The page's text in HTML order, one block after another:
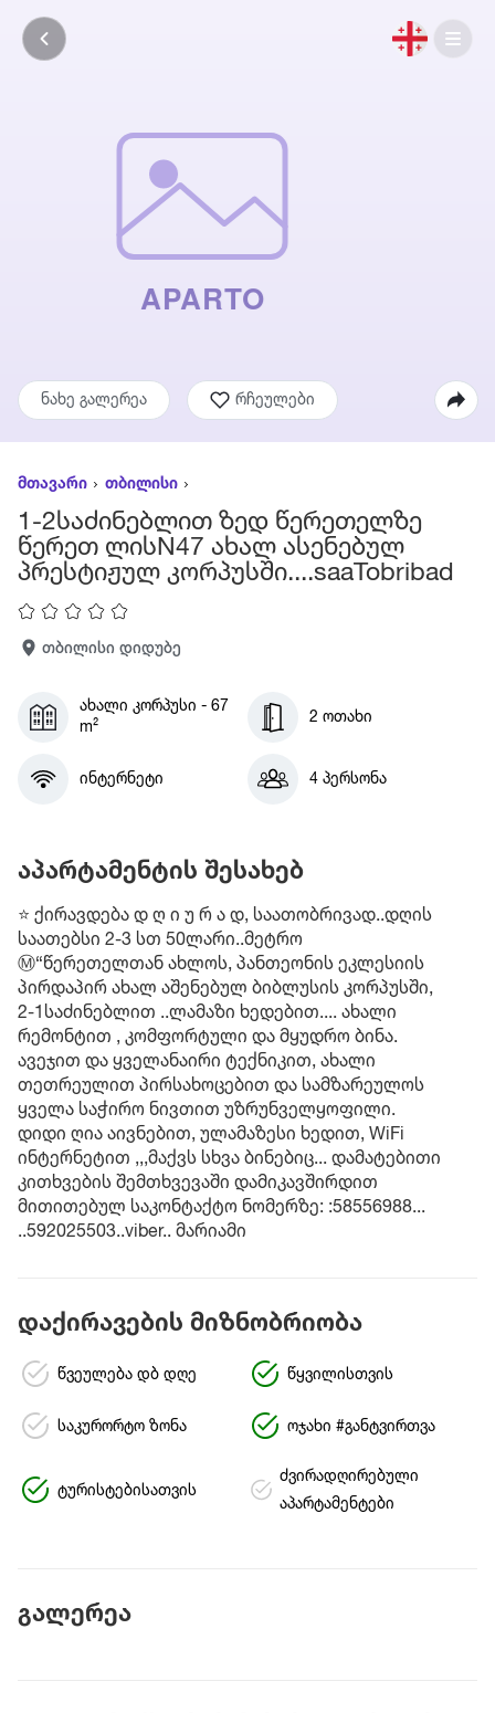
ნახე გალერეა რჩეულები
მთავარი თბილისი
1-2საძინებლით ზედ წერეთელზე
წერეთ ლისN47 ახალ ასენებულ
პრესტიჟულ კორპუსში....saaTobribad
თბილისი დიდუბე
ახალი კორპუსი - 67
m²
2 ოთახი
ინტერნეტი 4 პერსონა
აპარტამენტის შესახებ
⭐ ქირავდება დ ღ ი უ რ ა დ, საათობრივად..დღის
საათებსი 2-3 სთ 50ლარი..მეტრო
Ⓜ️“წერეთელთან ახლოს, პანთეონის ეკლესიის
პირდაპირ ახალ აშენებულ ბიბლუსის კორპუსში,
2-1საძინებლით ..ლამაზი ხედებით.... ახალი
რემონტით , კომფორტული და მყუდრო ბინა.
ავეჯით და ყველანაირი ტექნიკით, ახალი
თეთრეულით პირსახოცებით და სამზარეულოს
ყველა საჭირო ნივთით უზრუნველყოფილი.
დიდი ღია აივნებით, ულამაზესი ხედით, WiFi
ინტერნეტით ,,,მაქვს სხვა ბინებიც... დამატებითი
კითხვების შემთხვევაში დამიკავშირდით
მითითებულ საკონტაქტო ნომერზე: :58556988...
..592025503..viber.. მარიამი
დაქირავების მიზნობრიობა
წვეულება დბ დღე წყვილისთვის
საკურორტო ზონა ოჯახი #განტვირთვა
ტურისტებისათვის
ძვირადღირებული
აპარტამენტები
გალერეა